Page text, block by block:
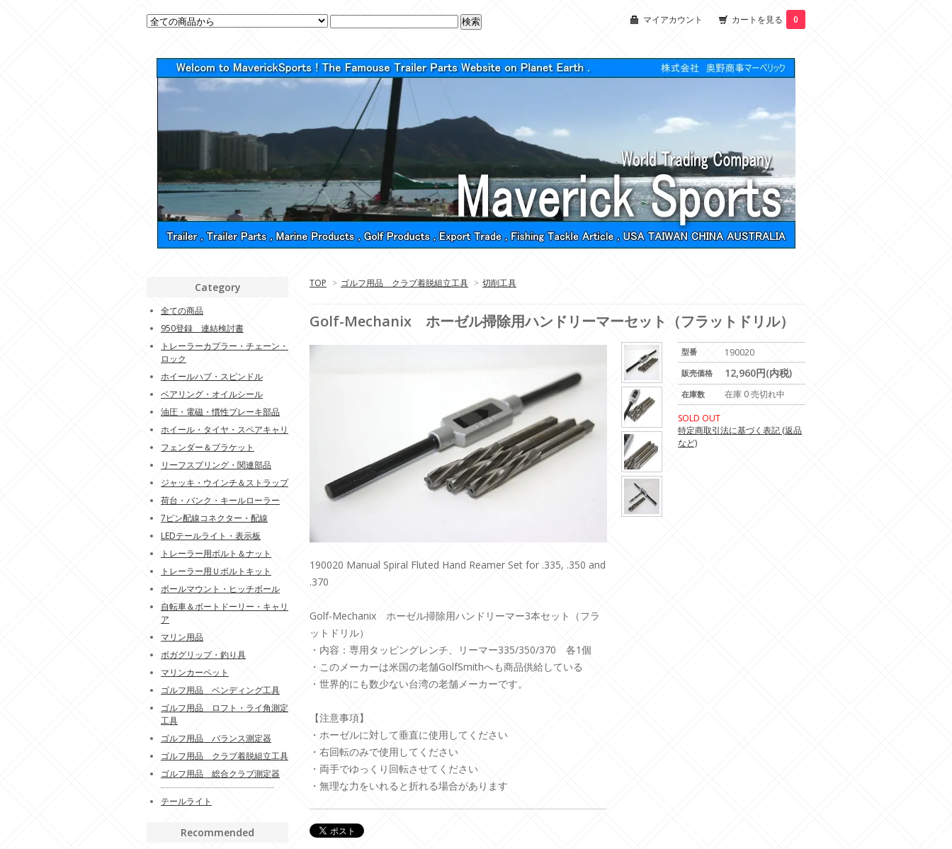
マイアカウント カートを見る 0
TOP > ゴルフ用品 クラブ着脱組立工具 > 切削工具
Golf-Mechanix ホーゼル掃除用ハンドリーマーセット（フラットドリル）
型番 190020
販売価格 12,960円(内税)
在庫数
在庫 0 売切れ中
SOLD OUT
特定商取引法に基づく表記 (返品
など)
190020 Manual Spiral Fluted Hand Reamer Set for .335, .350 and
.370
Golf-Mechanix ホーゼル掃除用ハンドリーマー3本セット（フラ
ットドリル）
・内容：専用タッピングレンチ、リーマー335/350/370 各1個
・このメーカーは米国の老舗GolfSmithへも商品供給している
・世界的にも数少ない台湾の老舗メーカーです。
【注意事項】
・ホーゼルに対して垂直に使用してください
・右回転のみで使用してください
・両手でゆっくり回転させてください
・無理な力をいれると折れる場合があります
Category
全ての商品
950登録 連結検討書
トレーラーカプラー・チェーン・
ロック
ホイールハブ・スピンドル
ベアリング・オイルシール
油圧・電磁・慣性ブレーキ部品
ホイール・タイヤ・スペアキャリ
フェンダー＆ブラケット
リーフスプリング・関連部品
ジャッキ・ウインチ＆ストラップ
荷台・バンク・キールローラー
7ピン配線コネクター・配線
LEDテールライト・表示板
トレーラー用ボルト＆ナット
トレーラー用Ｕボルトキット
ボールマウント・ヒッチボール
自転車＆ボートドーリー・キャリ
ア
マリン用品
ボガグリップ・釣り具
マリンカーペット
ゴルフ用品 ベンディング工具
ゴルフ用品 ロフト・ライ角測定
工具
ゴルフ用品 バランス測定器
ゴルフ用品 クラブ着脱組立工具
ゴルフ用品 総合クラブ測定器
テールライト
Recommended